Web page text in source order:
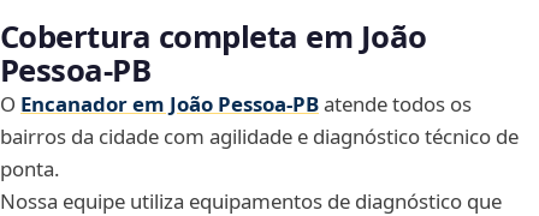
Cobertura completa em João
Pessoa‑PB
O Encanador em João Pessoa‑PBatende todos os
bairros da cidade com agilidade e diagnóstico técnico de
ponta.
Nossa equipe utiliza equipamentos de diagnóstico que